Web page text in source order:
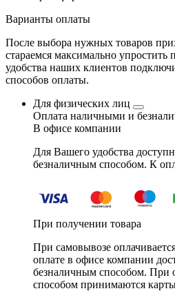
Варианты оплаты
После выбора нужных товаров
стараемся максимально упростить
удобства наших клиентов
способов оплаты.
Для физических лиц
Оплата наличными и
В офисе компании
Для Вашего удобства
безналичным способом. К
При получении товара
При самовывозе
оплате в офисе компании
безналичным способом. При
способом принимаются